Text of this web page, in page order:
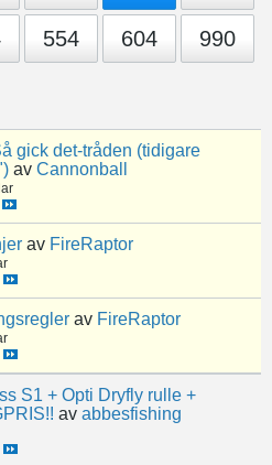
554 604 990
gick det-tråden (tidigare
av Cannonball
av FireRaptor
av FireRaptor
S1 + Opti Dryfly rulle +
av abbesfishing